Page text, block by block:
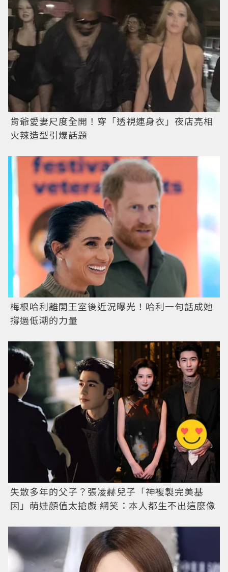
肯爺愛妻尺度全開！穿「透視連身衣」夜店亮相
火辣造型引爆話題
梅根哈利離開王室後近況曝光！哈利一句話成她
撐過低潮的力量
失散多年的父子？張凌赫兒子「神複製完美基
因」萌娃顏值太搶戲 網笑：本人都生不出這麼像